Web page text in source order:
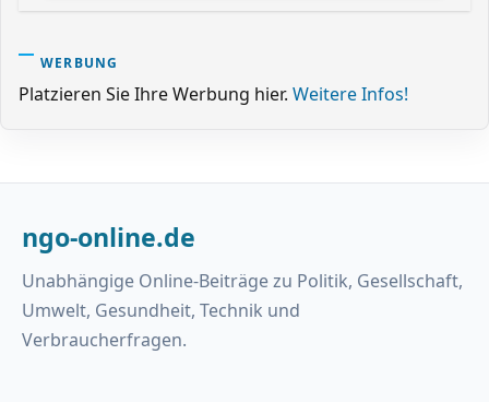
WERBUNG
Platzieren Sie Ihre Werbung hier. Weitere Infos!
ngo-online.de
Unabhängige Online-Beiträge zu Politik, Gesellschaft,
Umwelt, Gesundheit, Technik und
Verbraucherfragen.